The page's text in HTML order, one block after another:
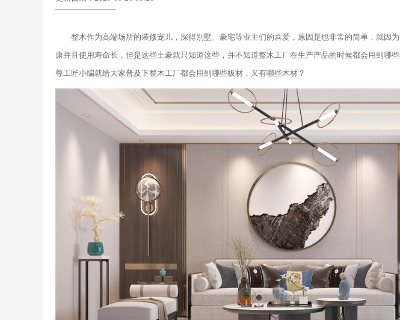
整木作为高端场所的装修宠儿，深得别墅、豪宅等业主们的喜爱，原因是也非常的简单，就因为
康并且使用寿命长，但是这些土豪就只知道这些，并不知道整木工厂在生产产品的时候都会用到哪
尊工匠小编就给大家普及下整木工厂都会用到哪些板材，又有哪些木材？